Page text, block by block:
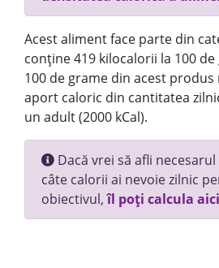
Acest aliment face parte din
conține 419 kilocalorii la 100
100 de grame din acest produs
aport caloric din cantitatea
un adult (2000 kCal).
Dacă vrei să afli
câte calorii ai nevoie zilnic
obiectivul,îl poți calcula